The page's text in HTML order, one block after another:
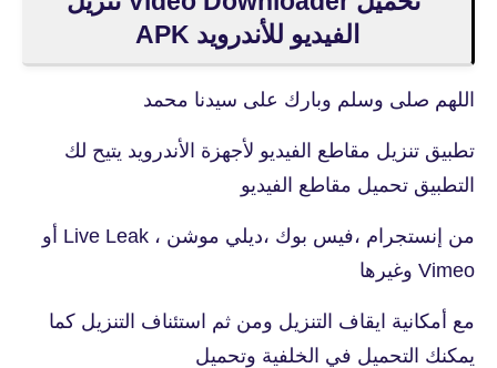
الفيديو للأندرويد APK
اللهم صلى وسلم وبارك على سيدنا محمد
تطبيق تنزيل مقاطع الفيديو لأجهزة الأندرويد يتيح لك
التطبيق تحميل مقاطع الفيديو
من إنستجرام ،فيس بوك ،ديلي موشن ، Live Leak أو
Vimeo وغيرها
مع أمكانية ايقاف التنزيل ومن ثم استئناف التنزيل كما
يمكنك التحميل في الخلفية وتحميل